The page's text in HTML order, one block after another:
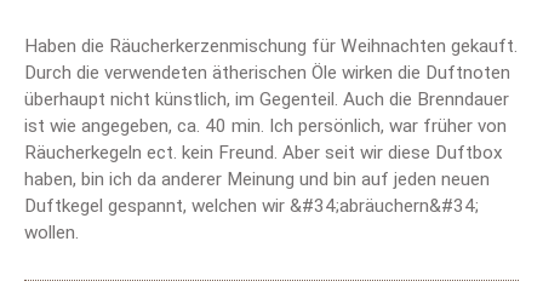
Haben die Räucherkerzenmischung für Weihnachten gekauft.
Durch die verwendeten ätherischen Öle wirken die Duftnoten
überhaupt nicht künstlich, im Gegenteil. Auch die Brenndauer
ist wie angegeben, ca. 40 min. Ich persönlich, war früher von
Räucherkegeln ect. kein Freund. Aber seit wir diese Duftbox
haben, bin ich da anderer Meinung und bin auf jeden neuen
Duftkegel gespannt, welchen wir &#34;abräuchern&#34;
wollen.